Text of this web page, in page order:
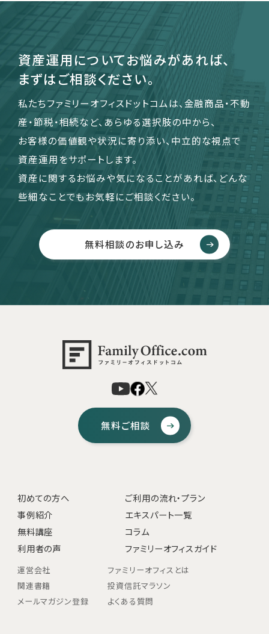
資産運用についてお悩みがあれば、
まずはご相談ください。
私たちファミリーオフィスドットコムは、金融商品・不動
産・節税・相続など、あらゆる選択肢の中から、
お客様の価値観や状況に寄り添い、中立的な視点で
資産運用をサポートします。
資産に関するお悩みや気になることがあれば、どんな
些細なことでもお気軽にご相談ください。
無料相談のお申し込み
無料ご相談
初めての方へ
ご利用の流れ・プラン
事例紹介
エキスパート一覧
無料講座
コラム
利用者の声
ファミリーオフィスガイド
運営会社
ファミリーオフィスとは
関連書籍
投資信託マラソン
メールマガジン登録
よくある質問